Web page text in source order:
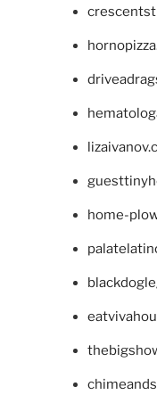
home-